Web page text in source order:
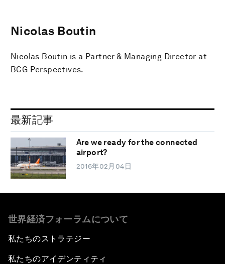
Nicolas Boutin
Nicolas Boutin is a Partner & Managing Director at
BCG Perspectives.
最新記事
Are we ready for the connected
airport?
2016年02月04日
世界経済フォーラムについて
私たちのストラテジー
私たちのアイデンティティ